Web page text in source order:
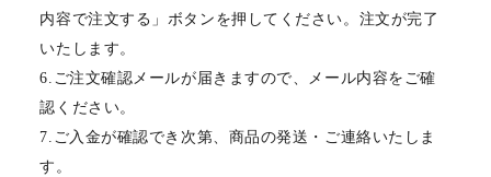
内容で注文する」ボタンを押してください。注文が完了
いたします。
6.ご注文確認メールが届きますので、メール内容をご確
認ください。
7.ご入金が確認でき次第、商品の発送・ご連絡いたしま
す。